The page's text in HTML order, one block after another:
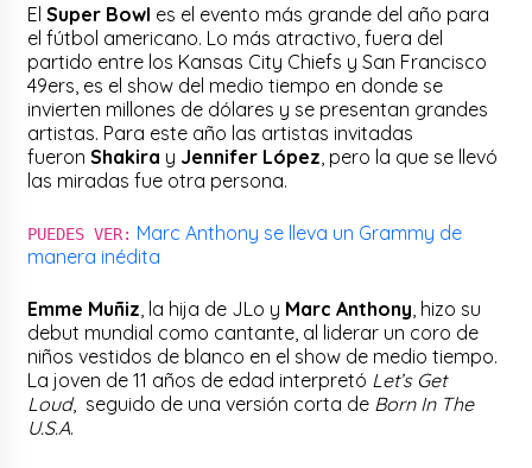
ElSuper Bowl es el evento más grande del año para
el fútbol americano. Lo más atractivo, fuera del
partido entre los Kansas City Chiefs y San Francisco
49ers, es el show del medio tiempo en donde se
invierten millones de dólares y se presentan grandes
artistas. Para este año las artistas invitadas
fueronShakira y Jennifer López , pero la que se llevó
las miradas fue otra persona.
PUEDES VER: Marc Anthony se lleva un Grammy de
manera inédita
Emme Muñiz , la hija de JLo y Marc Anthony , hizo su
debut mundial como cantante, al liderar un coro de
niños vestidos de blanco en el show de medio tiempo.
La joven de 11 años de edad interpretó Let’s Get
Loud, seguido de una versión corta de Born In The
U.S.A.